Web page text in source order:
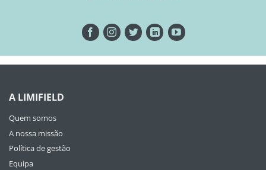
A LIMIFIELD
Quem somos
A nossa missão
Política de gestão
Equipa